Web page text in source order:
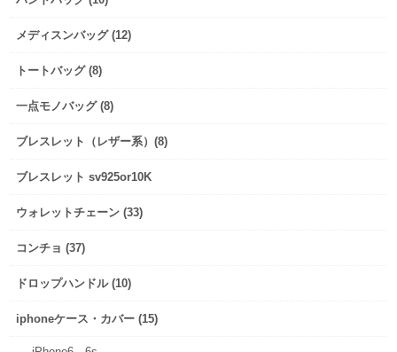
メディスンバッグ (12)
トートバッグ (8)
一点モノバッグ (8)
ブレスレット（レザー系）(8)
ブレスレット sv925or10K
ウォレットチェーン (33)
コンチョ (37)
ドロップハンドル (10)
iphoneケース・カバー (15)